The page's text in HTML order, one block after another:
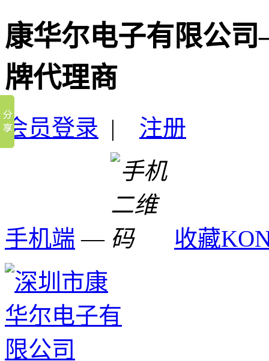
康华尔电子有限公
牌代理商
会员登录 | 注册
手机端 — 收藏